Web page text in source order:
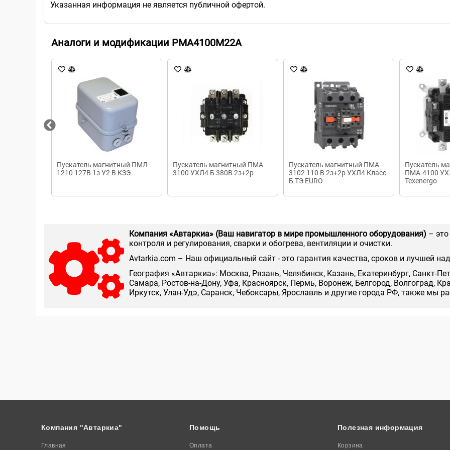
Указанная информация не является публичной офертой.
Аналоги и модификации PMA4100M22A
Пускатель магнитный ПМЛ
1210 127В 1з У2 В КЗЭ
Пускатель магнитный ПМА
3100 УХЛ4 Б 380В 2з+2р
Пускатель магнитный ПМА
3102 110 В 2з+2р УХЛ4 Класс
Б ТЭ EURO
Пускатель
ПМА-4100
Texenergo
Компания «Автаркиа» (Ваш навигатор в мире промышленного оборудования) –
контроля и регулирования, сварки и обогрева, вентиляции и очистки.
Аvtarkia.com – Наш официальный сайт - это гарантия качества, сроков и лучшей
География «Автаркиа»: Москва, Рязань, Челябинск, Казань, Екатеринбург, Санкт-
Самара, Ростов-на-Дону, Уфа, Красноярск, Пермь, Воронеж, Белгород, Волгоград,
Иркутск, Улан-Удэ, Саранск, Чебоксары, Ярославль и другие города РФ, также мы
Компания "Автаркиа"
Главная
Помощь
Оплата
Полезная информация
Корзина